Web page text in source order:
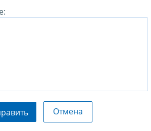
Отмена